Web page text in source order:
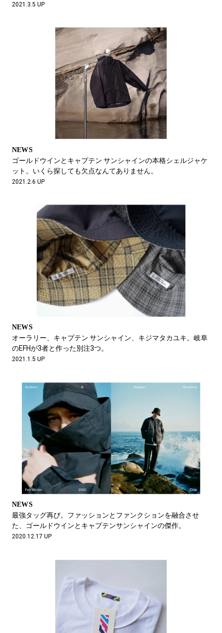
2021.3.5 UP
NEWS
ゴールドウインとキャプテン サンシャインの本格シェルジャケ
ット。いくら探しても欠点なんてありません。
2021.2.6 UP
NEWS
オーラリー、キャプテン サンシャイン、キジマタカユキ。岐阜
のEFHが3者と作った別注3つ。
2021.1.5 UP
NEWS
最強タッグ再び。ファッションとファンクションを融合させ
た、ゴールドウインとキャプテンサンシャインの傑作。
2020.12.17 UP